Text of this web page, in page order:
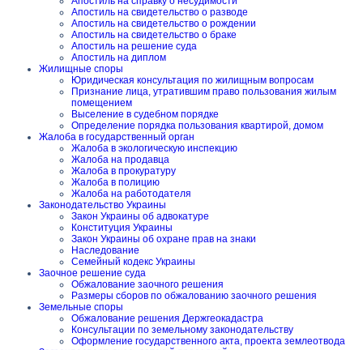
Апостиль на свидетельство о разводе
Апостиль на свидетельство о рождении
Апостиль на свидетельство о браке
Апостиль на решение суда
Апостиль на диплом
Жилищные споры
Юридическая консультация по жилищным вопросам
Признание лица, утратившим право пользования жилым
помещением
Выселение в судебном порядке
Определение порядка пользования квартирой, домом
Жалоба в государственный орган
Жалоба в экологическую инспекцию
Жалоба на продавца
Жалоба в прокуратуру
Жалоба в полицию
Жалоба на работодателя
Законодательство Украины
Закон Украины об адвокатуре
Конституция Украины
Закон Украины об охране прав на знаки
Наследование
Семейный кодекс Украины
Заочное решение суда
Обжалование заочного решения
Размеры сборов по обжалованию заочного решения
Земельные споры
Обжалование решения Держгеокадастра
Консультации по земельному законодательству
Оформление государственного акта, проекта землеотвода